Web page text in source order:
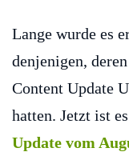
Lange wurde es
denjenigen,
Content Update
hatten. Jetzt ist
Update vom